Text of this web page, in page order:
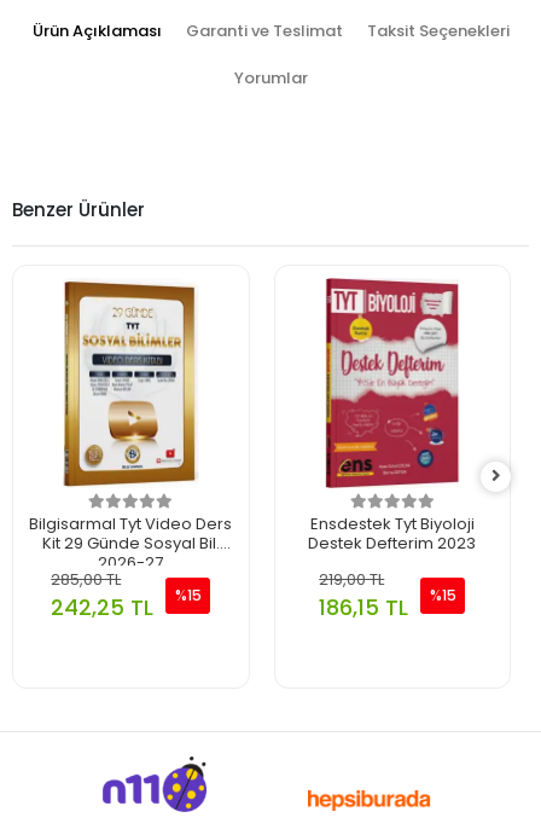
Ürün Açıklaması Garanti ve Teslimat Taksit Seçenekleri
Yorumlar
Benzer Ürünler
Bilgisarmal Tyt Video Ders
Kit 29 Günde Sosyal Bil.
2026-27
285,00 TL
242,25 TL %15
Ensdestek Tyt Biyoloji
Destek Defterim 2023
219,00 TL
186,15 TL %15